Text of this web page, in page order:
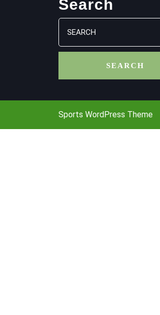
Search
Search
for:
Sports WordPress Theme